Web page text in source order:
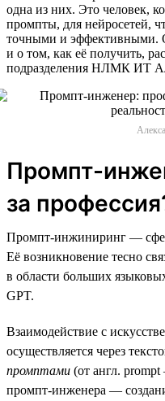
одна из них. Это человек,
промпты, для нейросетей,
точными и эффективными.
и о том, как её получить,
подразделения НЛМК ИТ
Промпт-
за
Промпт-инжиниринг —
Её возникновение тесно
в области больших
GPT.
Взаимодействие с
осуществляется через
промптами (от англ.
промпт-инженера —